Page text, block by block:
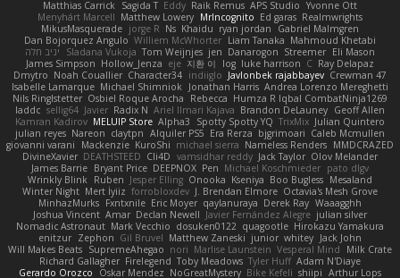
Matthias Carrick Sagida T Eddy Raik Remus APS Studio Yvonne Ott
Menyhárt Marcell Matthew Lowery MrIncognito Ed garas Realmwrights
MikusMasquerade jorge R Ns Khaidu ryan jordan
Gabriel Malmgren
Dan Bojorquez Angulo Williem McWhorter Liam Tanaka Mahmoud Khetabi
יניב חלה
Sladana Vukoja Tom Weijnjes jen Danarogon Streemer Eli Mason
James Simpson Hollow_Jenza eje 지환 이 log luke harrison C Ray Delapaz
Dmytro Noah Couallier Character34 indiiglo Javlonbek rajabbayev Crewman 47
Isabelle Lamarque Michael Shimniok Jonathan Harris Andrea Lorenzo Mereghetti
Nils Ringlstetter Osbiel Roque Arocha Rebecca Humza R Iqbal CombatNinja1269
laddc sellig64 Javier Radix N Ariel Ilmari Kajava Brandon DeLauney Geoff Allen
Kamran Kadirov MELUIP Store Alpha3 Spotty Spotty YQ TrixMix Julian Quintero
julian reyes Nareon claytpn Alquiler PS5 Era Rerza bjgrimoari Caleb Mcmullen
giovanni varani
Mackenzie KuroShi michael sierra Nameless Renders MMDCRAZED
DivineXavier DEATHSTEED Cli4D vamsidhar reddy Jack Taylor Olov Melander
James Barrie Bryant Price DEEPNOX Pen Michael Koschmieder pato dlgv
Wrinkly Blink Ruben Jesper Elling Onooka Kseniya Boo Bugless Mesaland
Winter Night Mert İyiiz forrobloxdev J. Brendan Elmore Octavia's Mesh Grove
MinhazMurks Fxntxnile Eric Moyer qaylanuraya Derek Ray Waaagghh
Joshua Vincent Amar Declan Newell Javier Fernández Alegre julian silver
Nomadic Astronaut Mark Vecchio dosuken0122 quagootle Hirokazu Yamakura
enitzur Zephon Gil Bruvel Matthew Zaneski junior whitey Jack John
Will Makes Beats SupremeAhegao nori Marlise Launstein Vesperal Mind
Milk Crate
Richard Gallagher Firelegend Toby Meadows Tyler Huff Adam N'Diaye
Gerardo Orozco
Oskar Mendez NoGreatMystery Bike Kefeli shiipi Arthur Lops